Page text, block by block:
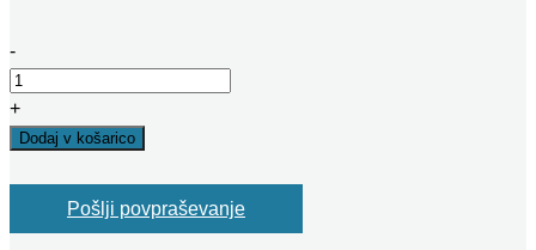
-
IX861
Mathieu
Needle
+
Dodaj v košarico
Pošlji povpraševanje